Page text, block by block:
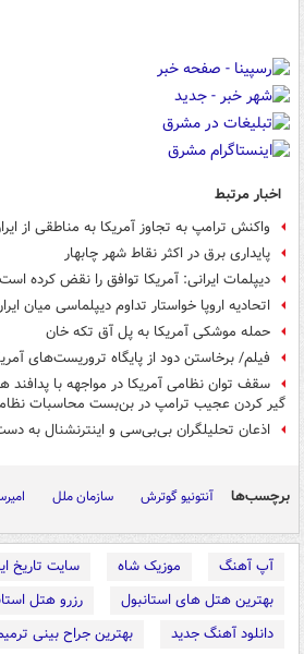
اخبار مرتبط
واکنش ترامپ به تجاوز آمریکا به مناطقی از
پایداری برق در اکثر نقاط شهر چابهار
دیپلمات ایرانی: آمریکا توافق را نقض کرده است
اتحادیه اروپا خواستار تداوم دیپلماسی میان
حمله موشکی آمریکا به پل آق تکه خان
فیلم/ برخاستن دود از پایگاه تروریست‌های
سقف توان نظامی آمریکا در مواجهه با پدافند
گیر کردن عجیب ترامپ در بن‌بست محاسبات
اذعان تحلیلگران بی‌بی‌سی و اینترنشنال به دست
برچسب‌ها آنتونیو گوترش سازمان ملل
آپ آهنگ موزیک شاه
سایت تاریخ
بهترین هتل های استانبول
رزرو هتل
دانلود آهنگ جدید
بهترین جراح بینی